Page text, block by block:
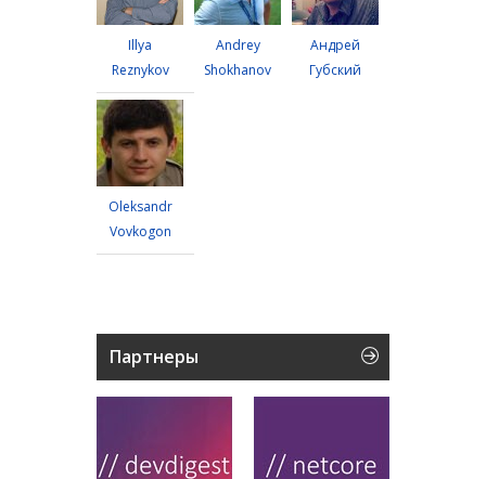
Illya
Reznykov
Andrey
Shokhanov
Андрей
Губский
Oleksandr
Vovkogon
Партнеры